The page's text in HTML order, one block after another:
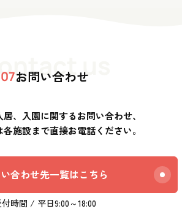
us
07お問い合わせ
、入園に関するお問い合わせ、
施設まで直接お電話ください。
合わせ先一覧はこちら
付時間 / 平日9:00～18:00